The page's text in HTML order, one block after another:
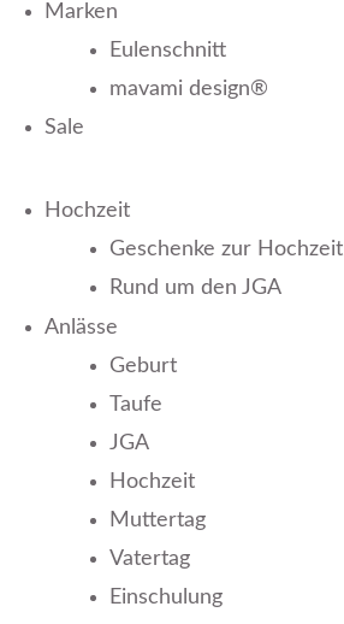
Marken
Eulenschnitt
mavami design®
Sale
Hochzeit
Geschenke zur Hochzeit
Rund um den JGA
Anlässe
Geburt
Taufe
JGA
Hochzeit
Muttertag
Vatertag
Einschulung